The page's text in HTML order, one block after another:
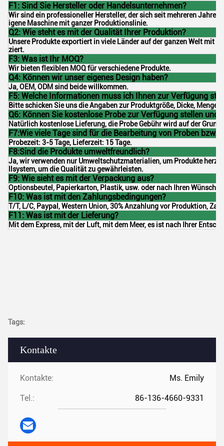
Kontakte
Kontakte: Ms. Emily
Tel.: 86-136-4660-9331
F1: Sind Sie Hersteller oder Handelsunternehmen?
Wir sind ein professioneller Hersteller, der sich seit mehreren
igene Maschine mit ganzer Produktionslinie.
Q2: Wie steht es mit der Qualität Ihrer Produktion?
Unsere Produkte exportiert in viele Länder auf der ganzen Welt mit
ziert.
F3: Was ist Ihr MOQ?
Wir bieten flexiblen MOQ für verschiedene Produkte.
Q4: Können wir unser eigenes Design haben?
Ja, OEM, ODM sind beide willkommen.
F5: Welche Informationen muss ich Ihnen zur Verfügung
Bitte schicken Sie uns die Angaben zur Produktgröße, Dicke,
Q6: Können Sie kostenlose Probe zur Verfügung stellen und
Natürlich kostenlose Lieferung, die Probe Gebühr wird auf der
F7:Wie viele Tage sind für die Bearbeitung von Proben bzw.
Probezeit: 3-5 Tage, Lieferzeit: 15 Tage.
F8:Sind die Produkte umweltfreundlich?
Ja, wir verwenden nur Umweltschutzmaterialien, um Produkte
llsystem, um die Qualität zu gewährleisten.
F9: Wie sieht es mit der Verpackung aus?
Optionsbeutel, Papierkarton, Plastik, usw. oder nach Ihren
F10: Was ist mit den Zahlungsbedingungen?
T/T, L/C, Paypal, Western Union, 30% Anzahlung vor Produktion,
F11: Was ist mit der Lieferung?
Mit dem Express, mit der Luft, mit dem Meer, es ist nach Ihrer
Tags: